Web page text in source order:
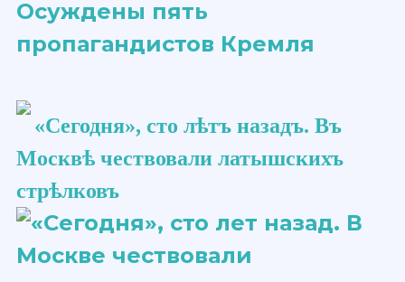
«Сегодня», сто ​лѣтъ​ назадъ. Въ
Москвѣ чествовали латышскихъ
стрѣлковъ